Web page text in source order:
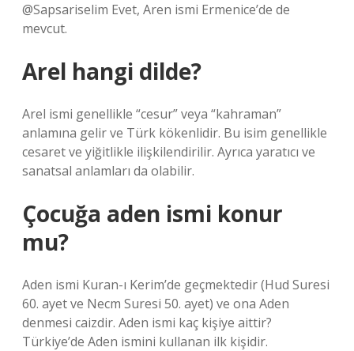
@Sapsariselim Evet, Aren ismi Ermenice’de de
mevcut.
Arel hangi dilde?
Arel ismi genellikle “cesur” veya “kahraman”
anlamına gelir ve Türk kökenlidir. Bu isim genellikle
cesaret ve yiğitlikle ilişkilendirilir. Ayrıca yaratıcı ve
sanatsal anlamları da olabilir.
Çocuğa aden ismi konur
mu?
Aden ismi Kuran-ı Kerim’de geçmektedir (Hud Suresi
60. ayet ve Necm Suresi 50. ayet) ve ona Aden
denmesi caizdir. Aden ismi kaç kişiye aittir?
Türkiye’de Aden ismini kullanan ilk kişidir.